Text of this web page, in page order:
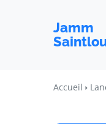
Jamm
Accueil